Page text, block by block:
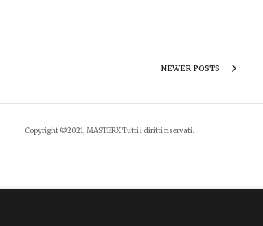
NEWER POSTS
Copyright ©2021, MASTERX Tutti i diritti riservati.